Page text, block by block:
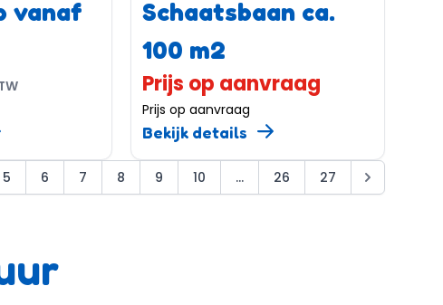
vanaf
Schaatsbaan ca.
100 m2
Prijs op aanvraag
Prijs op aanvraag
Bekijk details
5 6 7 8 9 10 ... 26 27